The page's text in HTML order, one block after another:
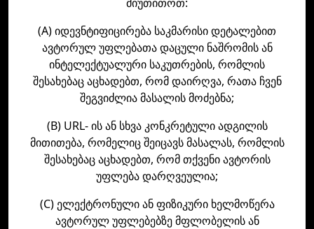
(A) იდევნტიფიცირება საკმარისი დეტალებით
ავტორულ უფლებათა დაცული ნაშრომის ან
ინტელექტუალური საკუთრების, რომლის
შესახებაც აცხადებთ, რომ დაირღვა, რათა ჩვენ
შეგვიძლია მასალის მოძებნა;
(B) URL- ის ან სხვა კონკრეტული ადგილის
მითითება, რომელიც შეიცავს მასალას, რომლის
შესახებაც აცხადებთ, რომ თქვენი ავტორის
უფლება დარღვეულია;
(C) ელექტრონული ან ფიზიკური ხელმოწერა
ავტორულ უფლებებზე მფლობელის ან